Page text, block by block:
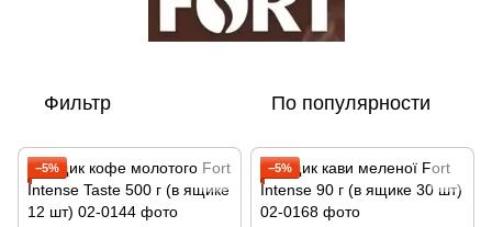
Фильтр По популярности
−5% −5%